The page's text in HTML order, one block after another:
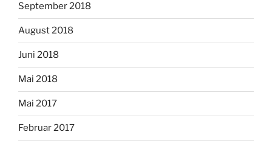
September 2018
August 2018
Juni 2018
Mai 2018
Mai 2017
Februar 2017